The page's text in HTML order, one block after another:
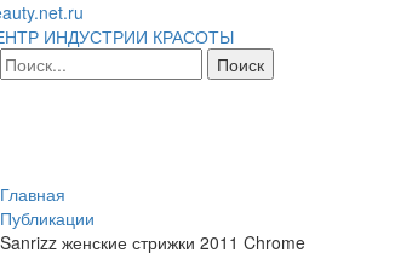
ИНДУСТРИИ КРАСОТЫ
Главная
Публикации
Sanrizz женские стрижки 2011 Chrome